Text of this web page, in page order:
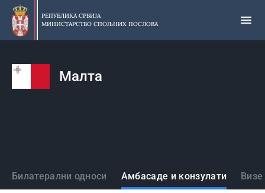
Прескочи
главни
део
РЕПУБЛИКА СРБИЈА
МИНИСТАРСТВО СПОЉНИХ ПОСЛОВА
Малта
Државе
Билатерални односи Амбасаде и конзулати